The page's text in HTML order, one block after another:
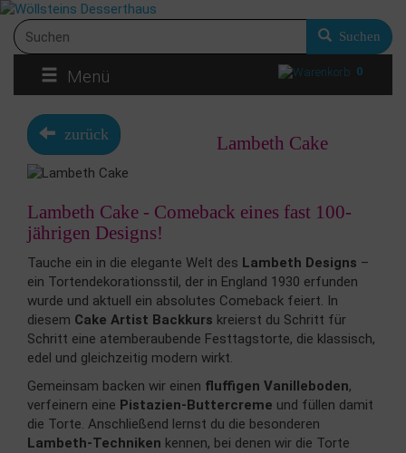
Suchen
Menü 0
zurück Lambeth Cake
Lambeth Cake - Comeback eines fast 100-
jährigen Designs!
Tauche ein in die elegante Welt des Lambeth Designs –
ein Tortendekorationsstil, der in England 1930 erfunden
wurde und aktuell ein absolutes Comeback feiert. In
diesem Cake Artist Backkurs kreierst du Schritt für
Schritt eine atemberaubende Festtagstorte, die klassisch,
edel und gleichzeitig modern wirkt.
Gemeinsam backen wir einen fluffigen Vanilleboden,
verfeinern eine Pistazien-Buttercreme und füllen damit
die Torte. Anschließend lernst du die besonderen
Lambeth-Techniken kennen, bei denen wir die Torte